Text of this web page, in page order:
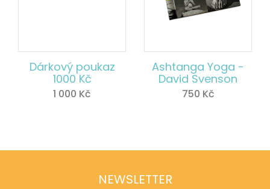
Dárkový poukaz
1000 Kč
1 000 Kč
Ashtanga Yoga -
David Svenson
750 Kč
NEWSLETTER